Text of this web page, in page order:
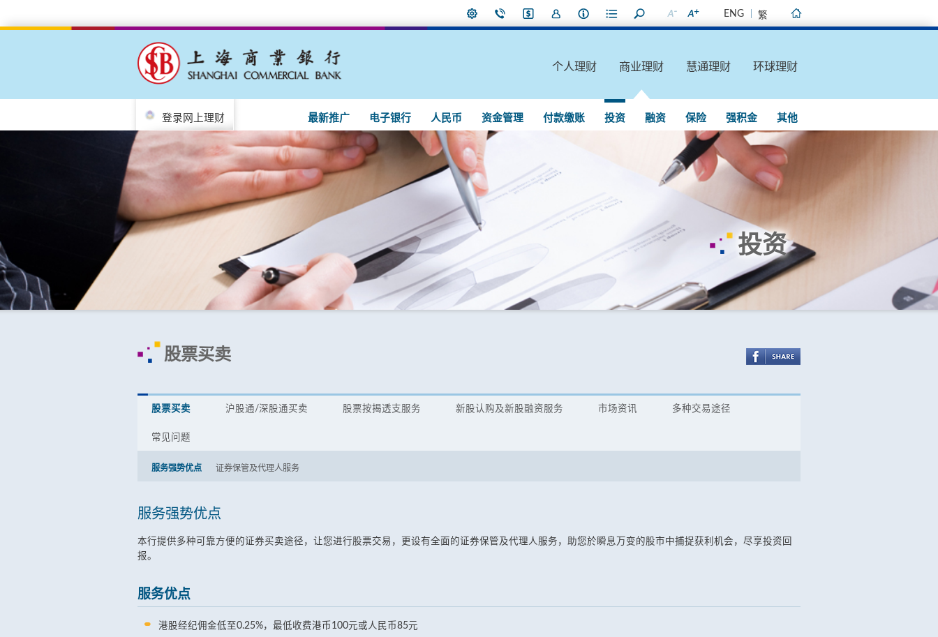
ENG 繁
登录网上理财
个人理财 商业理财 慧通理财 环球理财
最新推广 电子银行 人民币 资金管理 付款缴账 投资 融资 保险 强积金 其他
投资
股票买卖
股票买卖
服务强势优点 证券保管及代理人服务
沪股通/深股通买卖 股票按揭透支服务 新股认购及新股融资服务 市场资讯 多种交易途径
常见问题
服务强势优点
本行提供多种可靠方便的证券买卖途径，让您进行股票交易，更设有全面的证券保管及代理人服务，助您於瞬息万变的股市中捕捉获利机会，尽享投资回
报。
服务优点
港股经纪佣金低至0.25%，最低收费港币100元或人民币85元